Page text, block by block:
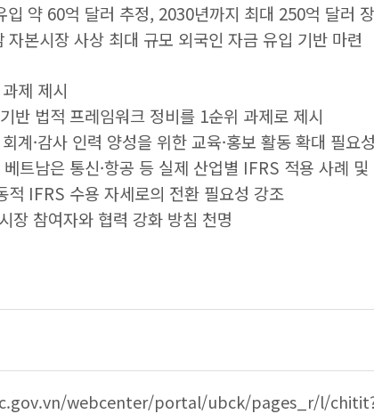
약 60억 달러 추정, 2030년까지 최대 250억 달러
본시장 사상 최대 규모 외국인 자금 유입 기반 마련
제 제시
반 법적 프레임워크 정비를 1순위 과제로 제시
계·감사 인력 양성을 위한 교육·홍보 활동 확대 필요
남은 통신·항공 등 실제 산업별 IFRS 적용 사례 및
IFRS 수용 자세로의 전환 필요성 강조
장 참여자와 협력 강화 방침 천명
webcenter/portal/ubck/pages_r/l/